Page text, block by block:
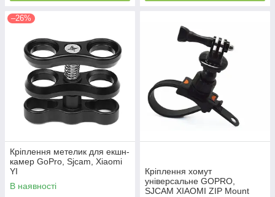
–26%
Кріплення метелик для екшн-
камер GoPro, Sjcam, Xiaomi
YI
В наявності
Кріплення хомут
універсальне GOPRO,
SJCAM XIAOMI ZIP Mount